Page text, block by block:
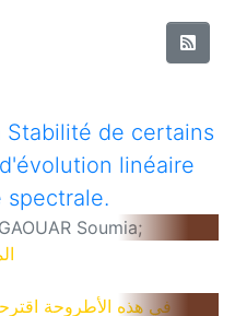
Stabilité de certains
linéaire
spectrale.
GAOUAR Soumia;
Abbes
في هذه الأطروحة